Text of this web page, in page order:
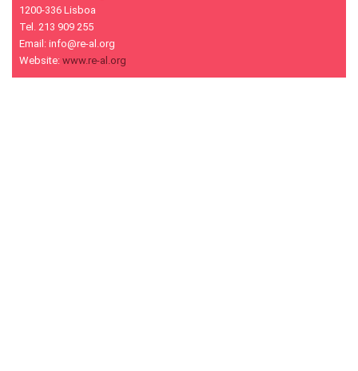
1200-336 Lisboa
Tel. 213 909 255
Email: info@re-al.org
Website: www.re-al.org